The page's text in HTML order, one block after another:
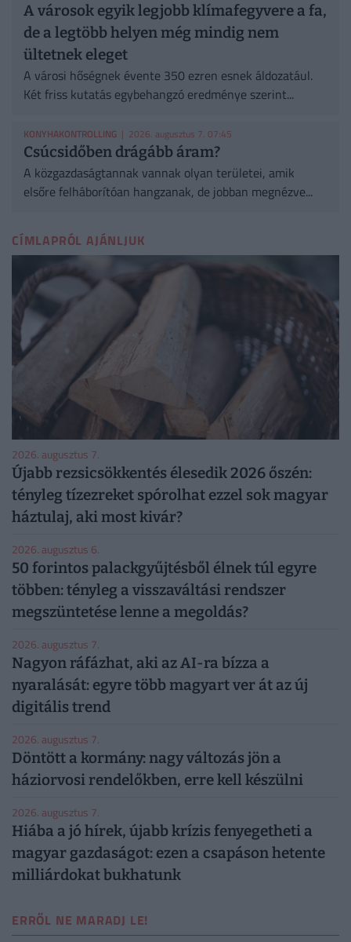
A városok egyik legjobb klímafegyvere a fa,
de a legtöbb helyen még mindig nem
ültetnek eleget
A városi hőségnek évente 350 ezren esnek áldozatául.
Két friss kutatás egybehangzó eredménye szerint...
KONYHAKONTROLLING | 2026. augusztus 7. 07:45
Csúcsidőben drágább áram?
A közgazdaságtannak vannak olyan területei, amik
elsőre felháborítóan hangzanak, de jobban megnézve...
CÍMLAPRÓL AJÁNLJUK
2026. augusztus 7.
Újabb rezsicsökkentés élesedik 2026 őszén:
tényleg tízezreket spórolhat ezzel sok magyar
háztulaj, aki most kivár?
2026. augusztus 6.
50 forintos palackgyűjtésből élnek túl egyre
többen: tényleg a visszaváltási rendszer
megszüntetése lenne a megoldás?
2026. augusztus 7.
Nagyon ráfázhat, aki az AI-ra bízza a
nyaralását: egyre több magyart ver át az új
digitális trend
2026. augusztus 7.
Döntött a kormány: nagy változás jön a
háziorvosi rendelőkben, erre kell készülni
2026. augusztus 7.
Hiába a jó hírek, újabb krízis fenyegetheti a
magyar gazdaságot: ezen a csapáson hetente
milliárdokat bukhatunk
ERRŐL NE MARADJ LE!